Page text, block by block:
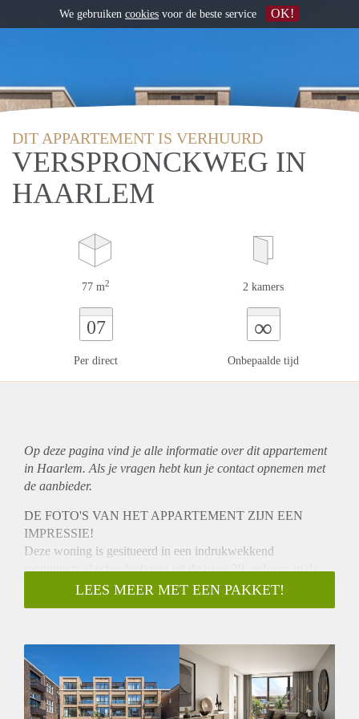
DIT APPARTEMENT IS VERHUURD
VERSPRONCKWEG IN
HAARLEM
77 m2 2 kamers
07
Per direct
∞
Onbepaalde tijd
Op deze pagina vind je alle informatie over ditappartement
in Haarlem. Als je vragen hebt kun je contact opnemen met
de aanbieder.
DE FOTO'S VAN HET APPARTEMENT ZIJN EEN
IMPRESSIE!
Deze woning is gesitueerd in een indrukwekkend
monumentaal schoolgebouw uit de jaren 20, gelegen in de
gewilde Kleverpark buurt dat is getransformeerd in 2021 tot
178 luxe, gerenoveerde en nieuwgebouwde appartementen.
elektrische deelauto’s en -fietsen via het bedrijf HELY
Deelvervoer.
Alle appartementen zijn voorzien van een
vloerverwarming/koelsysteem in gecombineerd met een
LEES MEER MET EEN PAKKET!
We gebruiken cookies voor de beste service OK!